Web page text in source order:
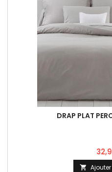
DRAP PLAT
